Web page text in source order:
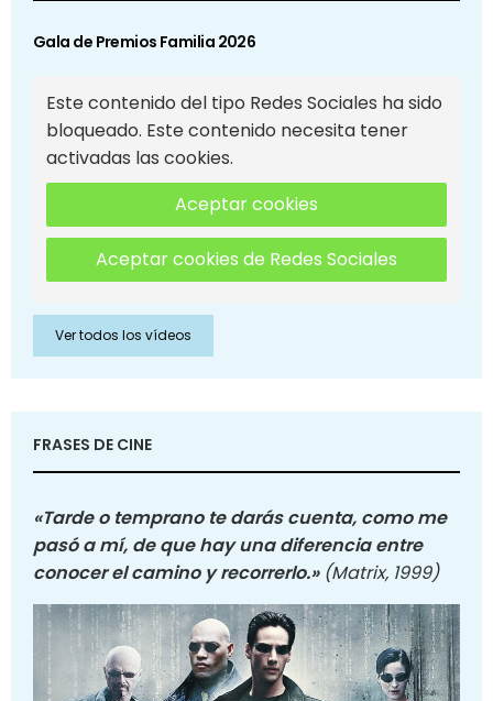
Gala de Premios Familia 2026
Este contenido del tipo Redes Sociales ha sido
bloqueado. Este contenido necesita tener
activadas las cookies.
Aceptar cookies
Aceptar cookies de Redes Sociales
Ver todos los vídeos
FRASES DE CINE
«Tarde o temprano te darás cuenta, como me
pasó a mí, de que hay una diferencia entre
conocer el camino y recorrerlo.» (Matrix, 1999)